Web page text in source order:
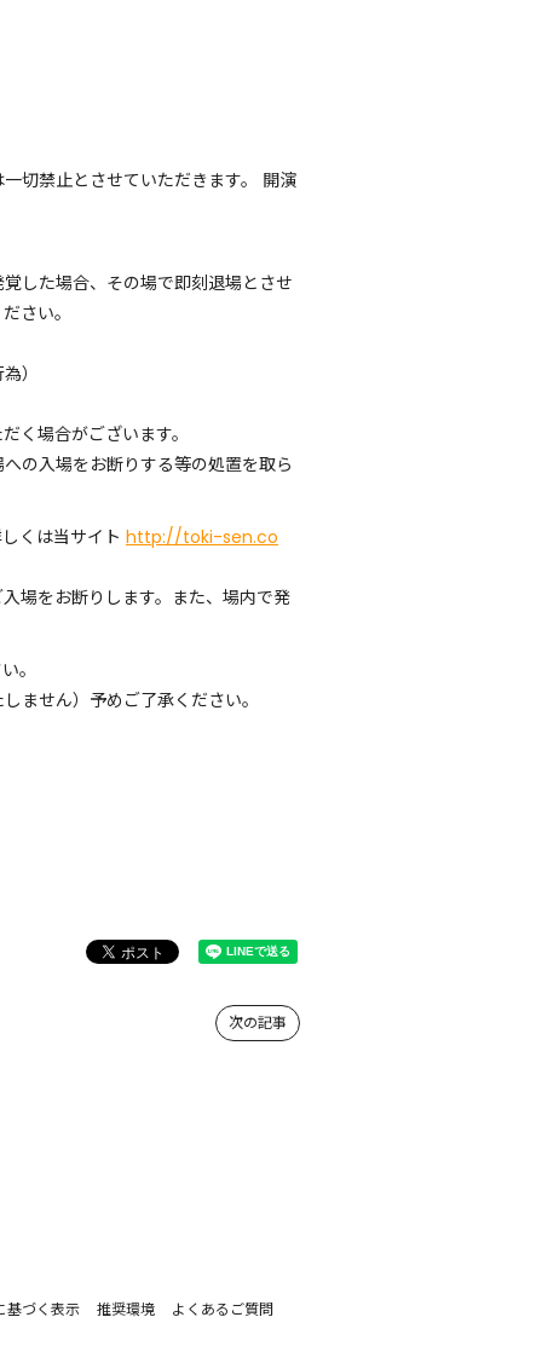
切禁止とさせていただきます。 開演
した場合、その場で即刻退場とさせ
さい。
）
く場合がございます。
の入場をお断りする等の処置を取ら
くは当サイト http://toki-sen.co
場をお断りします。また、場内で発
。
ません）予めご了承ください。
次の記事
基づく表示 推奨環境 よくあるご質問